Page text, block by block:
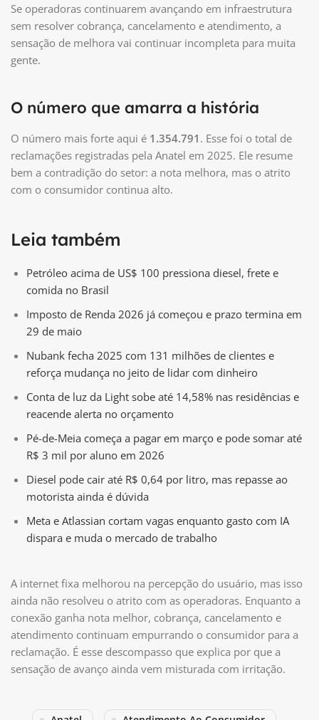
Se operadoras continuarem avançando em infraestrutura
sem resolver cobrança, cancelamento e atendimento, a
sensação de melhora vai continuar incompleta para muita
gente.
O número que amarra a história
O número mais forte aqui é 1.354.791 . Esse foi o total de
reclamações registradas pela Anatel em 2025. Ele resume
bem a contradição do setor: a nota melhora, mas o atrito
com o consumidor continua alto.
Leia também
Petróleo acima de US$ 100 pressiona diesel, frete e
comida no Brasil
Imposto de Renda 2026 já começou e prazo termina em
29 de maio
Nubank fecha 2025 com 131 milhões de clientes e
reforça mudança no jeito de lidar com dinheiro
Conta de luz da Light sobe até 14,58% nas residências e
reacende alerta no orçamento
Pé-de-Meia começa a pagar em março e pode somar até
R$ 3 mil por aluno em 2026
Diesel pode cair até R$ 0,64 por litro, mas repasse ao
motorista ainda é dúvida
Meta e Atlassian cortam vagas enquanto gasto com IA
dispara e muda o mercado de trabalho
A internet fixa melhorou na percepção do usuário, mas isso
ainda não resolveu o atrito com as operadoras. Enquanto a
conexão ganha nota melhor, cobrança, cancelamento e
atendimento continuam empurrando o consumidor para a
reclamação. É esse descompasso que explica por que a
sensação de avanço ainda vem misturada com irritação.